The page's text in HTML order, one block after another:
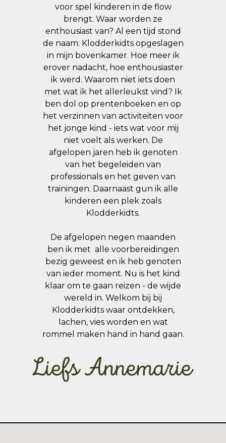
voor spel kinderen in de flow
brengt. Waar worden ze
enthousiast van? Al een tijd stond
de naam: Klodderkidts opgeslagen
in mijn bovenkamer. Hoe meer ik
erover nadacht, hoe enthousiaster
ik werd. Waarom niet iets doen
met wat ik het allerleukst vind? Ik
ben dol op prentenboeken en op
het verzinnen van activiteiten voor
het jonge kind - iets wat voor mij
niet voelt als werken. De
afgelopen jaren heb ik genoten
van het begeleiden van
professionals en het geven van
trainingen. Daarnaast gun ik alle
kinderen een plek zoals
Klodderkidts.
De afgelopen negen maanden
ben ik met alle voorbereidingen
bezig geweest en ik heb genoten
van ieder moment. Nu is het kind
klaar om te gaan reizen - de wijde
wereld in. Welkom bij bij
Klodderkidts waar ontdekken,
lachen, vies worden en wat
rommel maken hand in hand gaan.